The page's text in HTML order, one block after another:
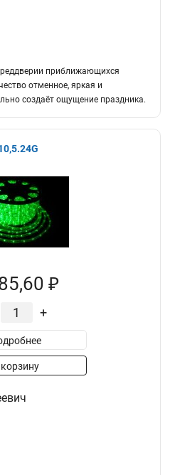
приближающихся
отменное, яркая и
создаёт ощущение праздника.
₽
+